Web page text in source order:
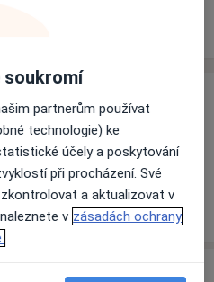
nejsou k dispozici
žádné informace o
soukromí
partnerům používat
technologie) ke
účely a poskytování
při procházení. Své
a aktualizovat v
v zásadách ochrany